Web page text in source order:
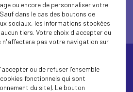
ou encore de personnaliser votre
dans le cas des boutons de
sociaux, les informations stockées
tiers. Votre choix d'accepter ou
n'affectera pas votre navigation sur
ou de refuser l'ensemble
fonctionnels qui sont
du site). Le bouton